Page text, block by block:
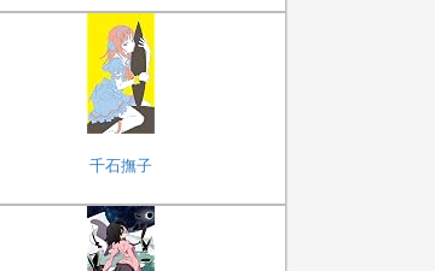
千石撫子